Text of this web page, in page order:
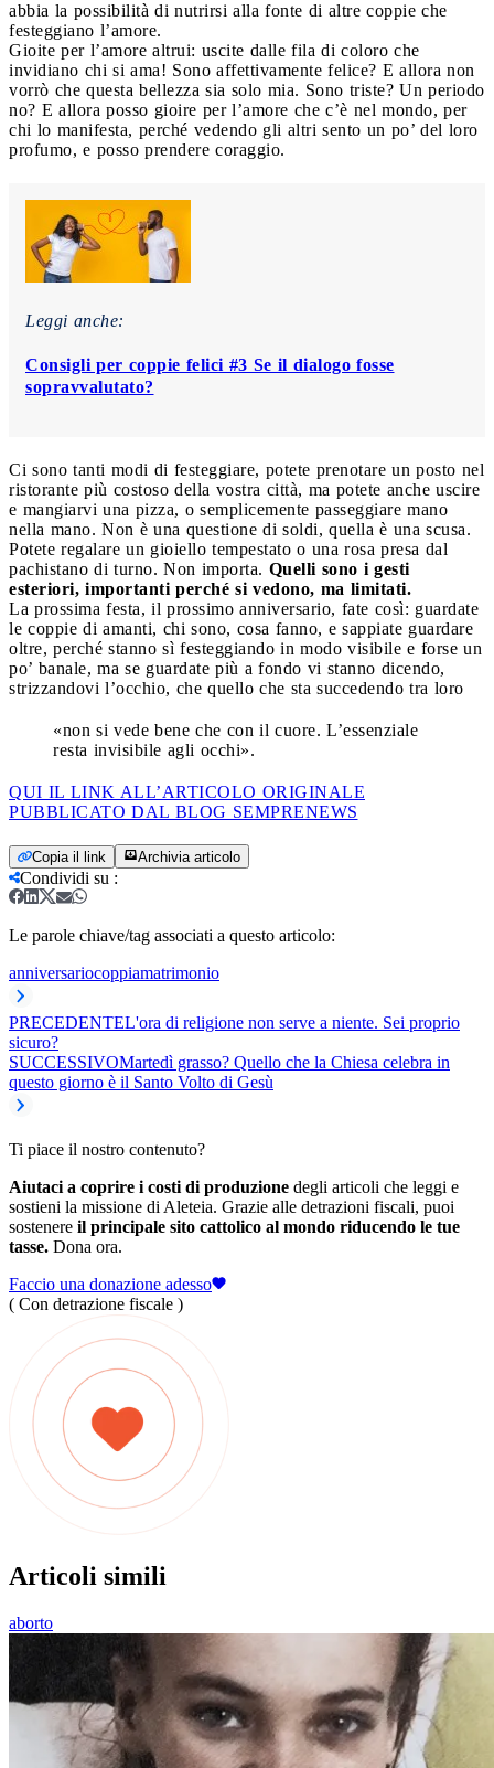
abbia la possibilità di nutrirsi alla fonte di altre coppie che
festeggiano l’amore.
Gioite per l’amore altrui: uscite dalle fila di coloro che
invidiano chi si ama! Sono affettivamente felice? E allora non
vorrò che questa bellezza sia solo mia. Sono triste? Un periodo
no? E allora posso gioire per l’amore che c’è nel mondo, per
chi lo manifesta, perché vedendo gli altri sento un po’ del loro
profumo, e posso prendere coraggio.
Leggi anche:
Consigli per coppie felici #3 Se il dialogo fosse
sopravvalutato?
Ci sono tanti modi di festeggiare, potete prenotare un posto nel
ristorante più costoso della vostra città, ma potete anche uscire
e mangiarvi una pizza, o semplicemente passeggiare mano
nella mano. Non è una questione di soldi, quella è una scusa.
Potete regalare un gioiello tempestato o una rosa presa dal
pachistano di turno. Non importa. Quelli sono i gesti
esteriori, importanti perché si vedono, ma limitati.
La prossima festa, il prossimo anniversario, fate così: guardate
le coppie di amanti, chi sono, cosa fanno, e sappiate guardare
oltre, perché stanno sì festeggiando in modo visibile e forse un
po’ banale, ma se guardate più a fondo vi stanno dicendo,
strizzandovi l’occhio, che quello che sta succedendo tra loro
«non si vede bene che con il cuore. L’essenziale
resta invisibile agli occhi».
QUI IL LINK ALL’ARTICOLO ORIGINALE
PUBBLICATO DAL BLOG SEMPRENEWS
Copia il link Archivia articolo
Condividi su :
Le parole chiave/tag associati a questo articolo:
anniversariocoppiamatrimonio
PRECEDENTEL'ora di religione non serve a niente. Sei proprio
sicuro?
SUCCESSIVOMartedì grasso? Quello che la Chiesa celebra in
questo giorno è il Santo Volto di Gesù
Ti piace il nostro contenuto?
Aiutaci a coprire i costi di produzione degli articoli che leggi e
sostieni la missione di Aleteia. Grazie alle detrazioni fiscali, puoi
sostenere il principale sito cattolico al mondo riducendo le tue
tasse. Dona ora.
Faccio una donazione adesso
( Con detrazione fiscale )
Articoli simili
aborto